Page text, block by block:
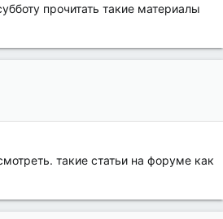
прочитать такие материалы
такие статьи на форуме как